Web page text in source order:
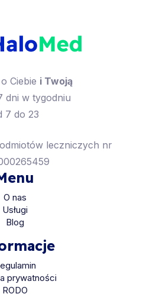
Ciebie i Twoją
dni w tygodniu
7 do 23
leczniczych nr
O nas
Usługi
Blog
prywatności
RODO